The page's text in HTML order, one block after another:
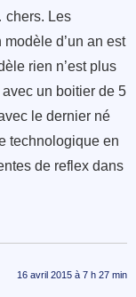
chers. Les
d’un an est
rien n’est plus
un boitier de 5
le dernier né
technologique en
de reflex dans
16 avril 2015 à 7 h 27 min